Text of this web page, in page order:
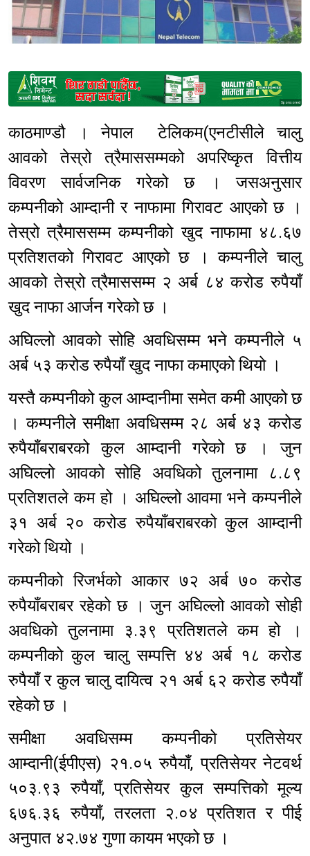
Sponsored
काठमाण्डौ । नेपाल टेलिकम(एनटीसीले चालु
आवको तेस्रो त्रैमाससम्मको अपरिष्कृत वित्तीय
विवरण सार्वजनिक गरेको छ । जसअनुसार
कम्पनीको आम्दानी र नाफामा गिरावट आएको छ ।
तेस्रो त्रैमाससम्म कम्पनीको खुद नाफामा ४८.६७
प्रतिशतको गिरावट आएको छ । कम्पनीले चालु
आवको तेस्रो त्रैमाससम्म २ अर्ब ८४ करोड रुपैयाँ
खुद नाफा आर्जन गरेको छ ।
अघिल्लो आवको सोहि अवधिसम्म भने कम्पनीले ५
अर्ब ५३ करोड रुपैयाँ खुद नाफा कमाएको थियो ।
यस्तै कम्पनीको कुल आम्दानीमा समेत कमी आएको छ
। कम्पनीले समीक्षा अवधिसम्म २८ अर्ब ४३ करोड
रुपैयाँबराबरको कुल आम्दानी गरेको छ । जुन
अघिल्लो आवको सोहि अवधिको तुलनामा ८.८९
प्रतिशतले कम हो । अघिल्लो आवमा भने कम्पनीले
३१ अर्ब २० करोड रुपैयाँबराबरको कुल आम्दानी
गरेको थियो ।
कम्पनीको रिजर्भको आकार ७२ अर्ब ७० करोड
रुपैयाँबराबर रहेको छ । जुन अघिल्लो आवको सोही
अवधिको तुलनामा ३.३९ प्रतिशतले कम हो ।
कम्पनीको कुल चालु सम्पत्ति ४४ अर्ब १८ करोड
रुपैयाँ र कुल चालु दायित्व २१ अर्ब ६२ करोड रुपैयाँ
रहेको छ ।
समीक्षा अवधिसम्म कम्पनीको प्रतिसेयर
आम्दानी(ईपीएस) २१.०५ रुपैयाँ, प्रतिसेयर नेटवर्थ
५०३.९३ रुपैयाँ, प्रतिसेयर कुल सम्पत्तिको मूल्य
६७६.३६ रुपैयाँ, तरलता २.०४ प्रतिशत र पीई
अनुपात ४२.७४ गुणा कायम भएको छ ।